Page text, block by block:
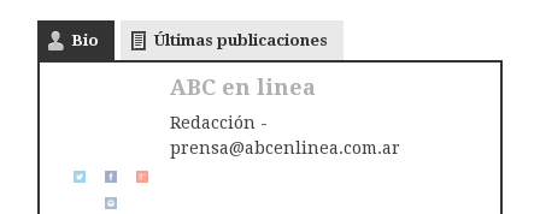
Bio Últimas publicaciones
ABC en linea
Redacción -
prensa@abcenlinea.com.ar